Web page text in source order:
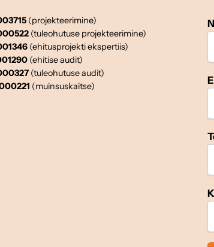
(projekteerimine)
(tuleohutuse projekteerimine)
(ehitusprojekti ekspertiis)
(ehitise audit)
(tuleohutuse audit)
(muinsuskaitse)